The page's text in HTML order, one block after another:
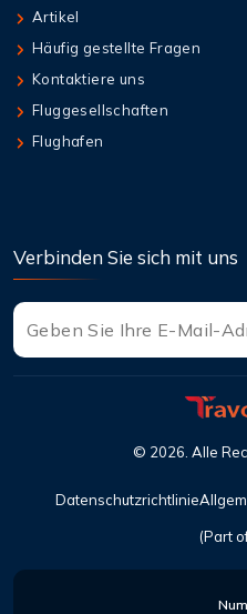
Artikel
Häufig gestellte Fragen
Kontaktiere uns
Fluggesellschaften
Flughafen
Verbinden Sie sich mit uns
(Part
© 2026 . Alle
Datenschutzrichtlinie